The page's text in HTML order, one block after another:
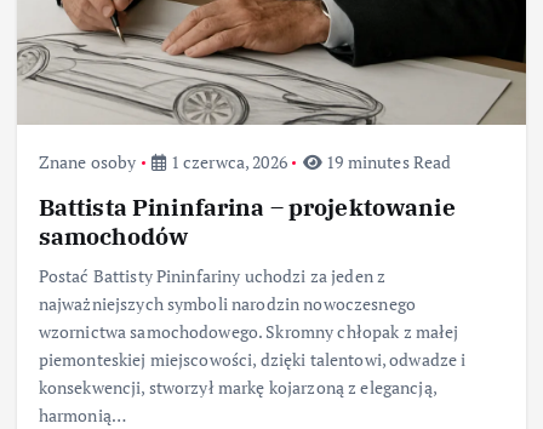
Znane osoby 1 czerwca, 2026 19 minutes Read
Battista Pininfarina – projektowanie
samochodów
Postać Battisty Pininfariny uchodzi za jeden z
najważniejszych symboli narodzin nowoczesnego
wzornictwa samochodowego. Skromny chłopak z małej
piemonteskiej miejscowości, dzięki talentowi, odwadze i
konsekwencji, stworzył markę kojarzoną z elegancją,
harmonią…